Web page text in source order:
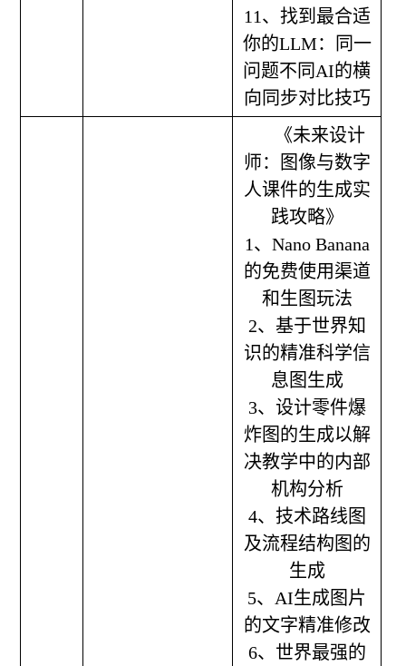
11、找到最合适
你的LLM：同一
问题不同AI的横
向同步对比技巧
《未来设计
师：图像与数字
人课件的生成实
践攻略》
1、Nano Banana
的免费使用渠道
和生图玩法
2、基于世界知
识的精准科学信
息图生成
3、设计零件爆
炸图的生成以解
决教学中的内部
机构分析
4、技术路线图
及流程结构图的
生成
5、AI生成图片
的文字精准修改
6、世界最强的